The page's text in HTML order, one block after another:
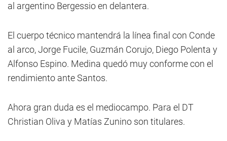
al argentino Bergessio en delantera.
El cuerpo técnico mantendrá la línea final con Conde
al arco, Jorge Fucile, Guzmán Corujo, Diego Polenta y
Alfonso Espino. Medina quedó muy conforme con el
rendimiento ante Santos.
Ahora gran duda es el mediocampo. Para el DT
Christian Oliva y Matías Zunino son titulares.